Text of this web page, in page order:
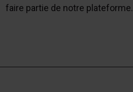
faire partie de notre plateforme.